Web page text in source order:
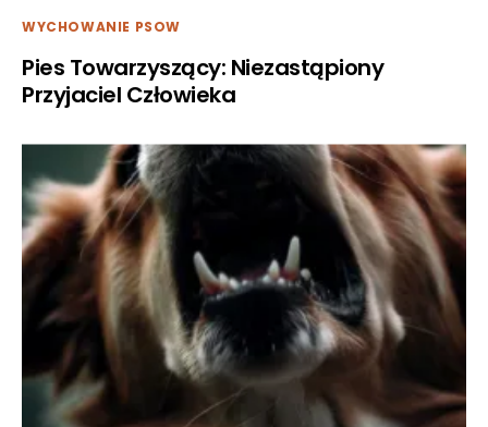
WYCHOWANIE PSOW
Pies Towarzyszący: Niezastąpiony
Przyjaciel Człowieka